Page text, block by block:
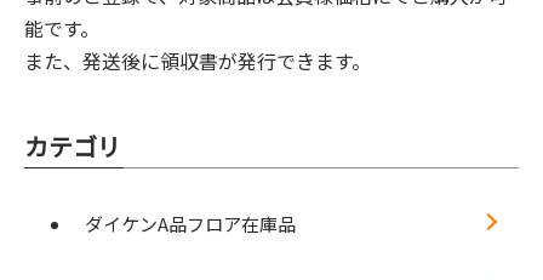
能です。
また、発送後に領収書が発行できます。
カテゴリ
ダイケンA品フロア在庫品